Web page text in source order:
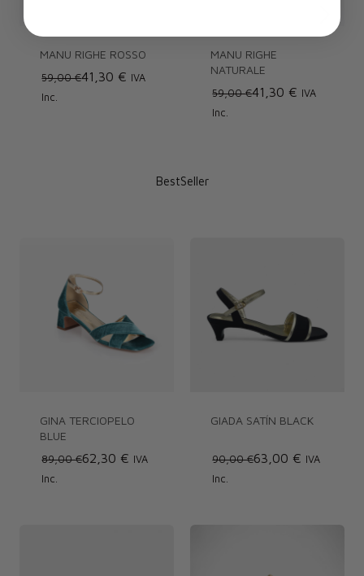
MANU RIGHE ROSSO
59,00 €41,30 € IVA
Inc.
MANU RIGHE
NATURALE
59,00 €41,30 € IVA
Inc.
BestSeller
GINA TERCIOPELO
BLUE
89,00 €62,30 € IVA
Inc.
GIADA SATÍN BLACK
90,00 €63,00 € IVA
Inc.